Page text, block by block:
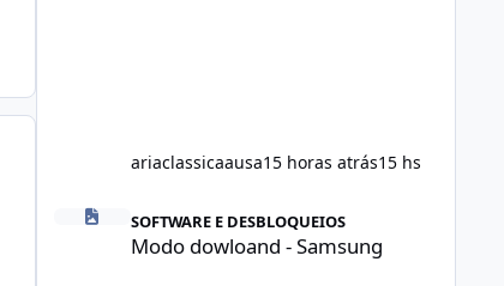
ariaclassicaausa15 horas atrás15 hs
Modo dowloand - Samsung
SOFTWARE E DESBLOQUEIOS
Modo dowloand - Samsung